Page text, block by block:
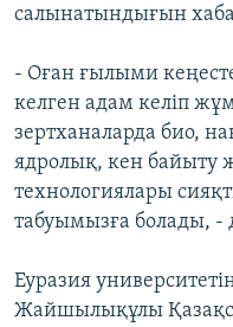
салынатындығын
- Оған ғылыми
келген адам келіп
зертханаларда био,
ядролық, кен байыту
технологиялары
табуымызға болады, -
Еуразия
Жайшылықұлы